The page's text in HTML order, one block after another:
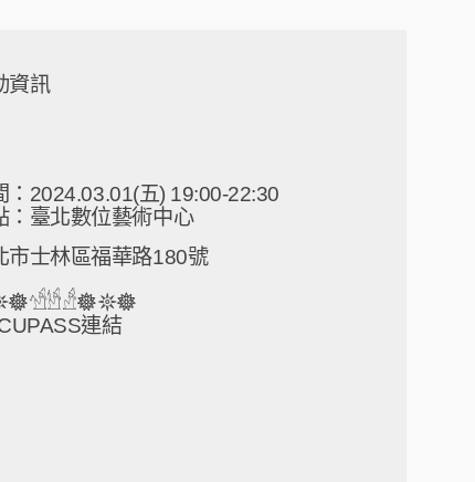
資訊
：2024.03.01(五) 19:00-22:30
：臺北數位藝術中心
市士林區福華路180號
連結